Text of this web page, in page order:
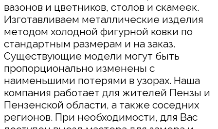
вазонов и цветников, столов и скамеек.
Изготавливаем металлические изделия
методом холодной фигурной ковки по
стандартным размерам и на заказ.
Существующие модели могут быть
пропорционально изменены с
наименьшими потерями в узорах. Наша
компания работает для жителей Пензы и
Пензенской области, а также соседних
регионов. При необходимости, для Вас